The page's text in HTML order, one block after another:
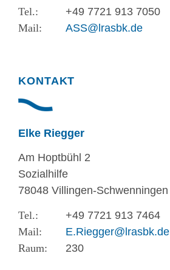
+49 7721 913 7050
ASS@lrasbk.de
KONTAKT
Elke Riegger
Am Hoptbühl 2
Sozialhilfe
78048 Villingen-Schwenningen
+49 7721 913 7464
E.Riegger@lrasbk.de
230